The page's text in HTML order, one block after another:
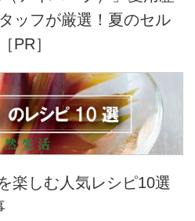
ッフが厳選！夏のセル
PR］
楽しむ人気レシピ10選